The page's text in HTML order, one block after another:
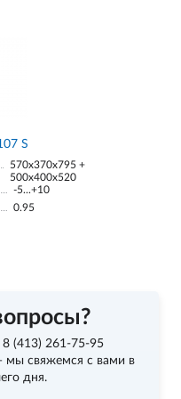
S
570x370x795 +
500x400x520
-5...+10
0.95
8 (413) 261-75-95
мы свяжемся с вами в
дня.